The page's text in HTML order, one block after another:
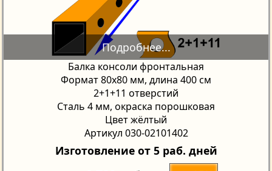
Балка консоли фронтальная
Формат 80х80 мм, длина 400 см
2+1+11 отверстий
Сталь 4 мм, окраска порошковая
Цвет жёлтый
Артикул 030-02101402
Изготовление от 5 раб. дней